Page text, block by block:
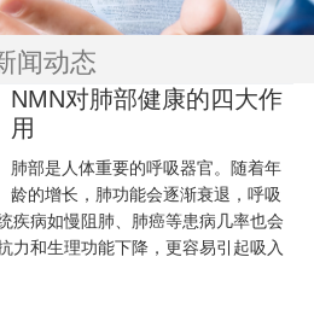
闻动态
NMN对肺部健康的四大作
用
肺部是人体重要的呼吸器官。随着年
龄的增长，肺功能会逐渐衰退，呼吸
疾病如慢阻肺、肺癌等患病几率也会
力和生理功能下降，更容易引起吸入